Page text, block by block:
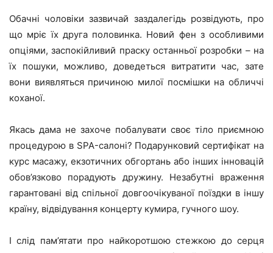
Обачні чоловіки зазвичай заздалегідь розвідують, про
що мріє їх друга половинка. Новий фен з особливими
опціями, заспокійливий праску останньої розробки – на
їх пошуки, можливо, доведеться витратити час, зате
вони виявляться причиною милої посмішки на обличчі
коханої.
Якась дама не захоче побалувати своє тіло приємною
процедурою в SPA-салоні? Подарунковий сертифікат на
курс масажу, екзотичних обгортань або інших інновацій
обов’язково порадують дружину. Незабутні враження
гарантовані від спільної довгоочікуваної поїздки в іншу
країну, відвідування концерту кумира, гучного шоу.
І слід пам’ятати про найкоротшою стежкою до серця